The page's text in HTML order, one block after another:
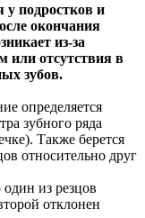
у подростков и
окончания
из-за
или отсутствия в
зубов.
определяется
зубного ряда
Также берется
относительно друг
из резцов
отклонен